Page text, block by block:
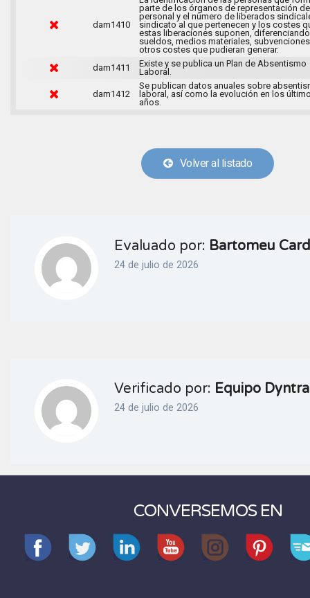
dam1410
parte de los órganos de representación
personal y el número de liberados
sindicato al que pertenecen y los costes
estas liberaciones suponen, diferenciando
sueldos, medios materiales,
otros costes que pudieran generar.
dam1411
Existe y se publica un Plan de Absentismo
Laboral.
dam1412
Se publican datos anuales sobre
laboral, así como la evolución en los
años.
Volver al listado
Evaluado por: Bartomeu
24 de julio de 2026
Verificado por: Equipo Dyntra
24 de julio de 2026
CONVERSEMOS EN